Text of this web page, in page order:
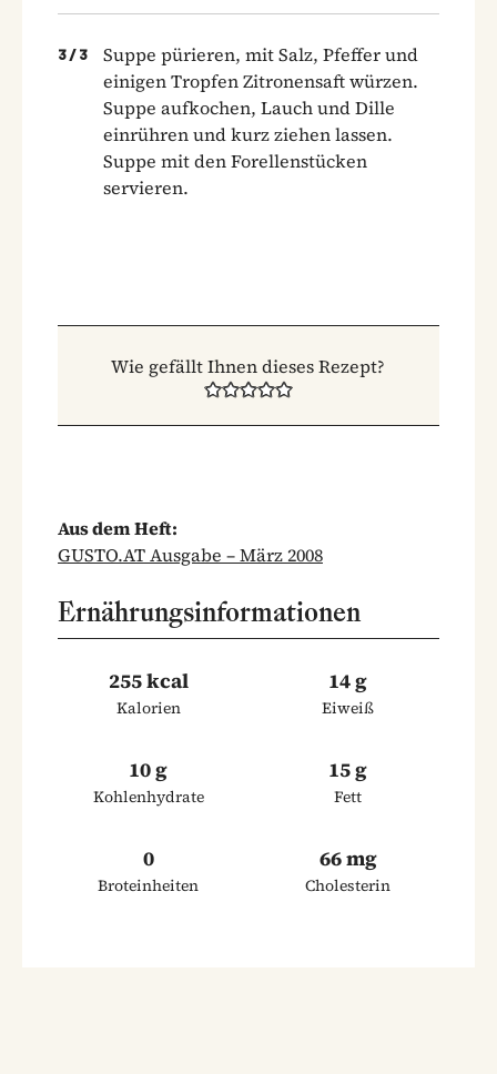
3 / 3
Suppe pürieren, mit Salz, Pfeffer und
einigen Tropfen Zitronensaft würzen.
Suppe aufkochen, Lauch und Dille
einrühren und kurz ziehen lassen.
Suppe mit den Forellenstücken
servieren.
Wie gefällt Ihnen dieses Rezept?
Aus dem Heft:
GUSTO.AT Ausgabe – März 2008
Ernährungsinformationen
255 kcal
Kalorien
14 g
Eiweiß
10 g
Kohlenhydrate
15 g
Fett
0
Broteinheiten
66 mg
Cholesterin